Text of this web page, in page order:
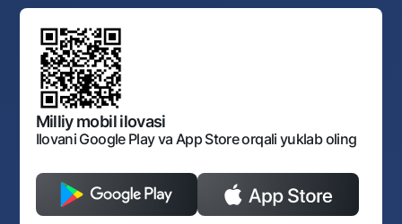
Aksilkorrupsiya
Korporativ uslub
Sayt haritasi
Ofis va bankomatlar
Shaxsiy ma'lumotlarni qayta ishlashga rozilik berish
O‘zbekiston Tasviriy san’at galereyasi
Standart shartnomalar
Normativ-huquqiy hujjatlar loyihalarini muhokama qilish
Normativ huquqiy hujjatlar
O'zbekiston Respublikasi Tashqi Iqtisodiy Faoliyat Milliy
Bankining ish tartibi va rejimi
Ochiq ma'lumotlar
Monopoliyaga qarshi komplaens
Milliy mobil ilovasi
Ilovani Google Play va App Store orqali yuklab oling